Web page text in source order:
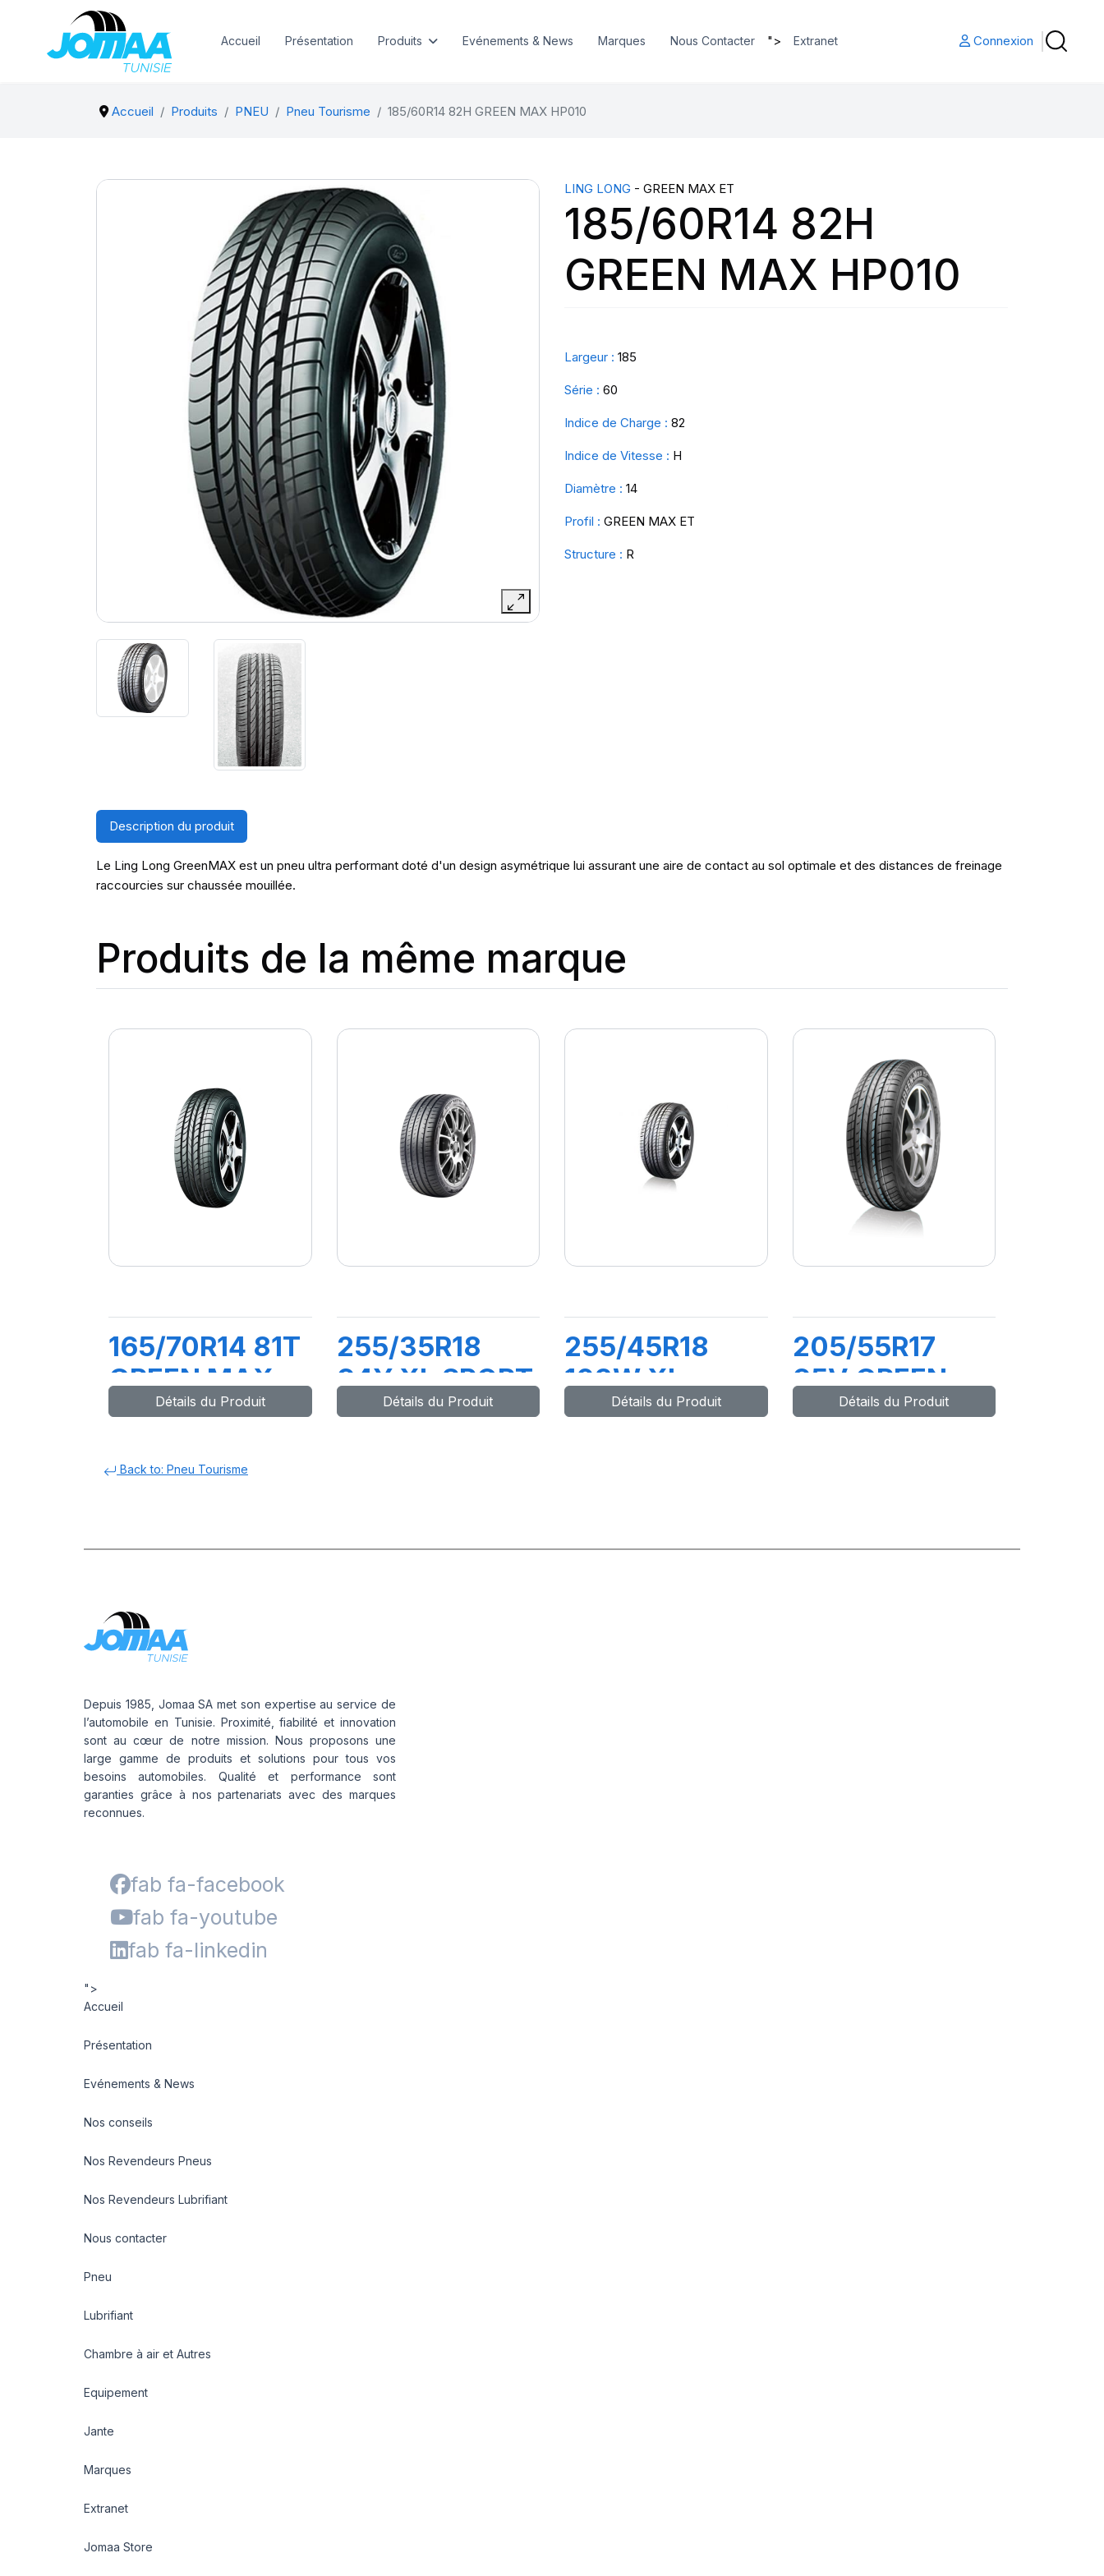
Accueil Présentation Produits Evénements & News Marques Nous Contacter "> Extranet Connexion
Accueil Produits PNEU Pneu Tourisme 185/60R14 82H GREEN MAX HP010
LING LONG - GREEN MAX ET
185/60R14 82H
GREEN MAX HP010
Largeur : 185
Série : 60
Indice de Charge : 82
Indice de Vitesse : H
Diamètre : 14
Profil : GREEN MAX ET
Structure : R
Description du produit
Le Ling Long GreenMAX est un pneu ultra performant doté d'un design asymétrique lui assurant une aire de contact au sol optimale et des distances de freinage
raccourcies sur chaussée mouillée.
Produits de la même marque
165/70R14 81T
GREEN MAX
ET
Détails du Produit
255/35R18
94Y XL SPORT
MASTER
Détails du Produit
255/45R18
103W XL
GREEN-MAX
Détails du Produit
205/55R17
95V GREEN
MAX HP010
Détails du Produit
Back to: Pneu Tourisme
Depuis 1985, Jomaa SA met son expertise au service de
l’automobile en Tunisie. Proximité, fiabilité et innovation
sont au cœur de notre mission. Nous proposons une
large gamme de produits et solutions pour tous vos
besoins automobiles. Qualité et performance sont
garanties grâce à nos partenariats avec des marques
reconnues.
fab fa-facebook
fab fa-youtube
fab fa-linkedin
">
Accueil
Présentation
Evénements & News
Nos conseils
Nos Revendeurs Pneus
Nos Revendeurs Lubrifiant
Nous contacter
Pneu
Lubrifiant
Chambre à air et Autres
Equipement
Jante
Marques
Extranet
Jomaa Store